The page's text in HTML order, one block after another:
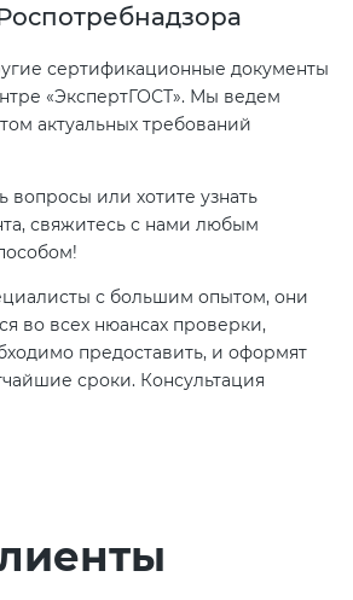
сертификационные документы
«ЭкспертГОСТ». Мы ведем
актуальных требований
вопросы или хотите узнать
свяжитесь с нами любым
с большим опытом, они
во всех нюансах проверки,
предоставить, и оформят
сроки. Консультация